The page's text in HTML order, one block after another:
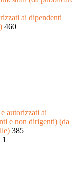
ai dipendenti
460
autorizzati ai
e non dirigenti) (da
385
1